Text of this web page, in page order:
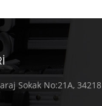
Sokak No:21A, 34218